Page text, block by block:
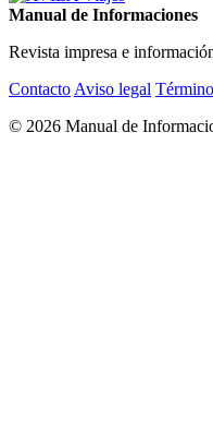
Manual de Informaciones
Revista impresa e
Contacto Aviso legal
© 2026 Manual de